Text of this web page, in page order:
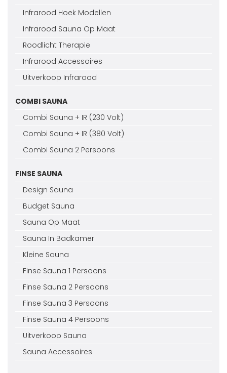
Infrarood Hoek Modellen
Infrarood Sauna Op Maat
Roodlicht Therapie
Infrarood Accessoires
Uitverkoop Infrarood
COMBI SAUNA
Combi Sauna + IR (230 Volt)
Combi Sauna + IR (380 Volt)
Combi Sauna 2 Persoons
FINSE SAUNA
Design Sauna
Budget Sauna
Sauna Op Maat
Sauna In Badkamer
Kleine Sauna
Finse Sauna 1 Persoons
Finse Sauna 2 Persoons
Finse Sauna 3 Persoons
Finse Sauna 4 Persoons
Uitverkoop Sauna
Sauna Accessoires